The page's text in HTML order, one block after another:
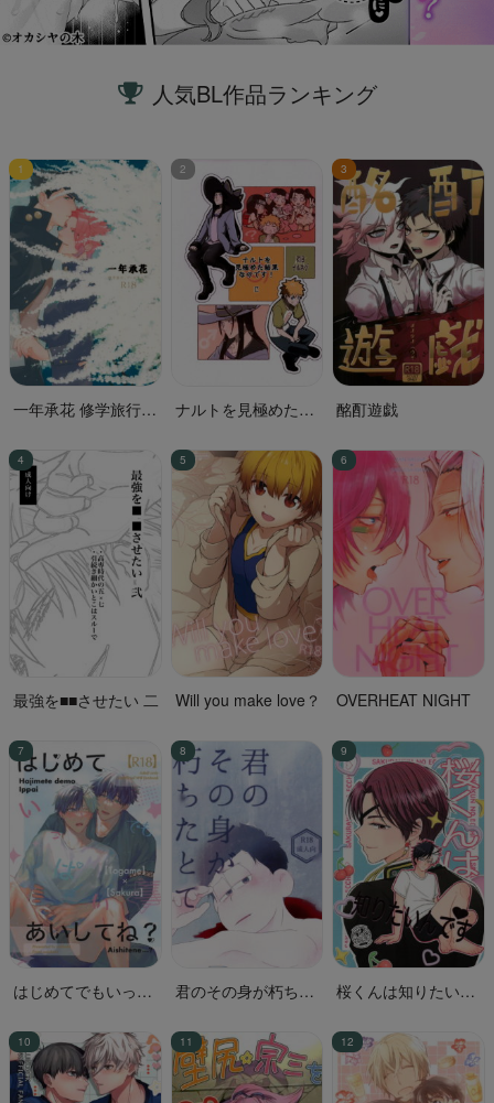
人気BL作品ランキング
一年承花 修学旅行、
ナルトを見極めた結
酩酊遊戯
最強を■■させたい 二 Will you make love？ OVERHEAT NIGHT
はじめてでもいっぱ
君のその身が朽ちた
桜くんは知りたいん